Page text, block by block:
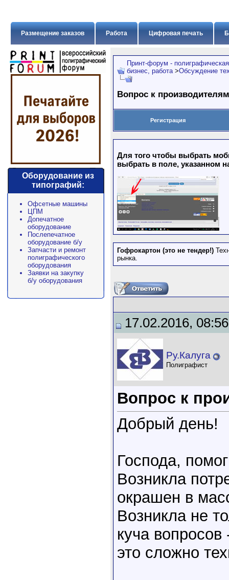
Цифровая печать
Работа
Размещение заказов
Оборудование из
типографий:
Офсетные машины
ЦПМ
Допечатное
оборудование
Послепечатное
оборудование б/у
Запчасти и ремонт
полиграфического
оборудования
Заявки на закупку
б/у оборудования
Принт-форум -
бизнес, работа >Обсуждение
Вопрос к
Регистрация
Для того чтобы выбрать
выбрать в поле, указанном
Гофрокартон (это не тендер!)
рынка.
17.02.2016, 08:56
Ру.Калуга
Полиграфист
Вопрос к
Добрый день!
Господа,
Возникла
окрашен в
Возникла не
куча
это сложно